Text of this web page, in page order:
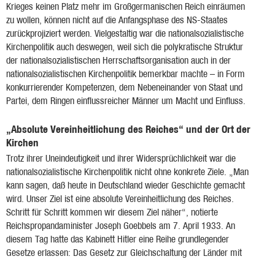
Krieges keinen Platz mehr im Großgermanischen Reich einräumen
zu wollen, können nicht auf die Anfangsphase des NS-Staates
zurückprojiziert werden. Vielgestaltig war die nationalsozialistische
Kirchenpolitik auch deswegen, weil sich die polykratische Struktur
der nationalsozialistischen Herrschaftsorganisation auch in der
nationalsozialistischen Kirchenpolitik bemerkbar machte – in Form
konkurrierender Kompetenzen, dem Nebeneinander von Staat und
Partei, dem Ringen einflussreicher Männer um Macht und Einfluss.
„Absolute Vereinheitlichung des Reiches“ und der Ort der
Kirchen
Trotz ihrer Uneindeutigkeit und ihrer Widersprüchlichkeit war die
nationalsozialistische Kirchenpolitik nicht ohne konkrete Ziele. „Man
kann sagen, daß heute in Deutschland wieder Geschichte gemacht
wird. Unser Ziel ist eine absolute Vereinheitlichung des Reiches.
Schritt für Schritt kommen wir diesem Ziel näher“, notierte
Reichspropandaminister Joseph Goebbels am 7. April 1933. An
diesem Tag hatte das Kabinett Hitler eine Reihe grundlegender
Gesetze erlassen: Das Gesetz zur Gleichschaltung der Länder mit